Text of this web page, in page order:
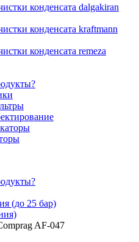
конденсата dalgakiran
конденсата kraftmann
конденсата remeza
(до 25 бар)
AF-047